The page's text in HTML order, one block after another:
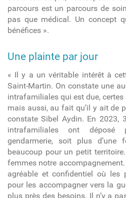
parcours est un parcours de
pas que médical. Un concept
bénéfices ».
Une plainte par jour
« Il y a un véritable intérêt à
Saint-Martin. On constate une
intrafamiliales qui est due,
mais aussi, au fait qu’il y ait de
constate Sibel Aydin. En 2023,
intrafamiliales ont
gendarmerie, soit plus d’une
beaucoup pour un petit
femmes notre accompagnement.
agréable et confidentiel où les
pour les accompagner vers la
plus près des besoins. Il n’y a